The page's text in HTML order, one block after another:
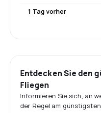
1 Tag vorher
Entdecken Sie den
Fliegen
Informieren Sie sich, an
der Regel am